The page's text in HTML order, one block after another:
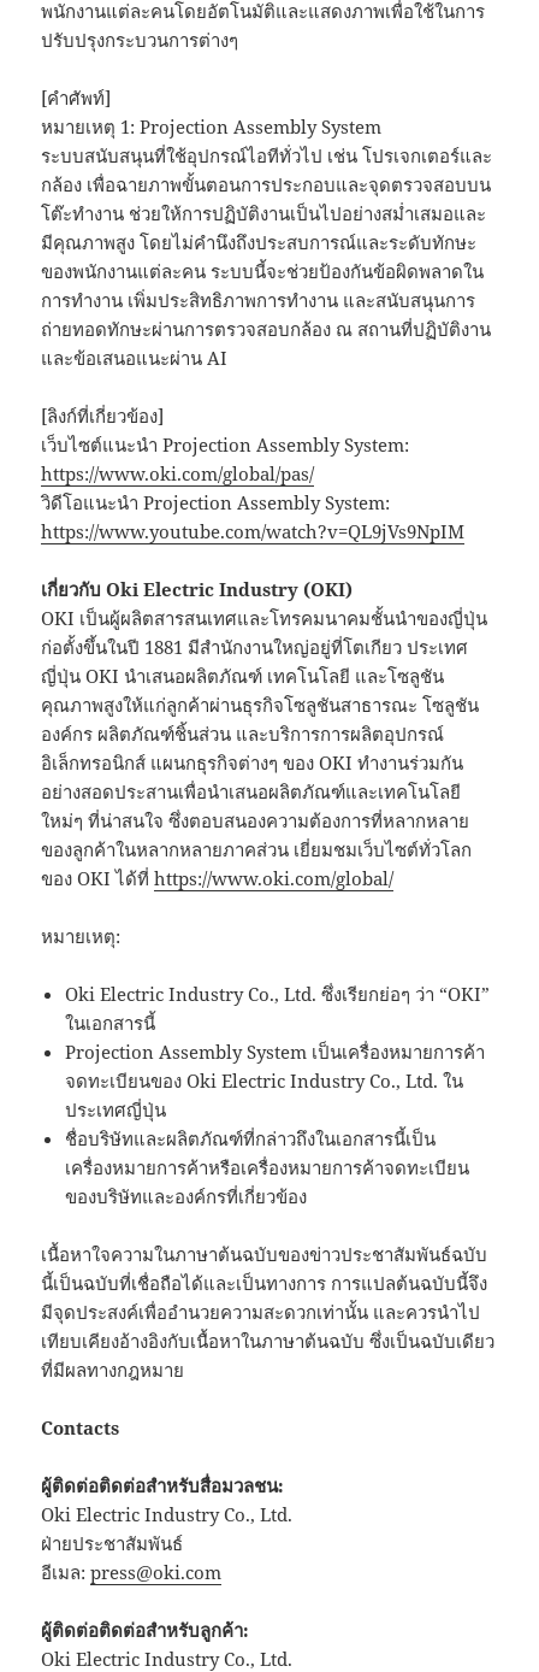
พนักงานแต่ละคนโดยอัตโนมัติและแสดงภาพเพื่อใช้ในการ
ปรับปรุงกระบวนการต่างๆ
[คำศัพท์]
หมายเหตุ 1: Projection Assembly System
ระบบสนับสนุนที่ใช้อุปกรณ์ไอทีทั่วไป เช่น โปรเจกเตอร์และ
กล้อง เพื่อฉายภาพขั้นตอนการประกอบและจุดตรวจสอบบน
โต๊ะทำงาน ช่วยให้การปฏิบัติงานเป็นไปอย่างสม่ำเสมอและ
มีคุณภาพสูง โดยไม่คำนึงถึงประสบการณ์และระดับทักษะ
ของพนักงานแต่ละคน ระบบนี้จะช่วยป้องกันข้อผิดพลาดใน
การทำงาน เพิ่มประสิทธิภาพการทำงาน และสนับสนุนการ
ถ่ายทอดทักษะผ่านการตรวจสอบกล้อง ณ สถานที่ปฏิบัติงาน
และข้อเสนอแนะผ่าน AI
[ลิงก์ที่เกี่ยวข้อง]
เว็บไซต์แนะนำ Projection Assembly System:
https://www.oki.com/global/pas/
วิดีโอแนะนำ Projection Assembly System:
https://www.youtube.com/watch?v=QL9jVs9NpIM
เกี่ยวกับ Oki Electric Industry (OKI)
OKI เป็นผู้ผลิตสารสนเทศและโทรคมนาคมชั้นนำของญี่ปุ่น
ก่อตั้งขึ้นในปี 1881 มีสำนักงานใหญ่อยู่ที่โตเกียว ประเทศ
ญี่ปุ่น OKI นำเสนอผลิตภัณฑ์ เทคโนโลยี และโซลูชัน
คุณภาพสูงให้แก่ลูกค้าผ่านธุรกิจโซลูชันสาธารณะ โซลูชัน
องค์กร ผลิตภัณฑ์ชิ้นส่วน และบริการการผลิตอุปกรณ์
อิเล็กทรอนิกส์ แผนกธุรกิจต่างๆ ของ OKI ทำงานร่วมกัน
อย่างสอดประสานเพื่อนำเสนอผลิตภัณฑ์และเทคโนโลยี
ใหม่ๆ ที่น่าสนใจ ซึ่งตอบสนองความต้องการที่หลากหลาย
ของลูกค้าในหลากหลายภาคส่วน เยี่ยมชมเว็บไซต์ทั่วโลก
ของ OKI ได้ที่https://www.oki.com/global/
หมายเหตุ:
Oki Electric Industry Co., Ltd. ซึ่งเรียกย่อๆ ว่า “OKI”
ในเอกสารนี้
Projection Assembly System เป็นเครื่องหมายการค้า
จดทะเบียนของ Oki Electric Industry Co., Ltd. ใน
ประเทศญี่ปุ่น
ชื่อบริษัทและผลิตภัณฑ์ที่กล่าวถึงในเอกสารนี้เป็น
เครื่องหมายการค้าหรือเครื่องหมายการค้าจดทะเบียน
ของบริษัทและองค์กรที่เกี่ยวข้อง
เนื้อหาใจความในภาษาต้นฉบับของข่าวประชาสัมพันธ์ฉบับ
นี้เป็นฉบับที่เชื่อถือได้และเป็นทางการ การแปลต้นฉบับนี้จึง
มีจุดประสงค์เพื่ออำนวยความสะดวกเท่านั้น และควรนำไป
เทียบเคียงอ้างอิงกับเนื้อหาในภาษาต้นฉบับ ซึ่งเป็นฉบับเดียว
ที่มีผลทางกฎหมาย
Contacts
ผู้ติดต่อติดต่อสำหรับสื่อมวลชน:
Oki Electric Industry Co., Ltd.
ฝ่ายประชาสัมพันธ์
อีเมล:press@oki.com
ผู้ติดต่อติดต่อสำหรับลูกค้า:
Oki Electric Industry Co., Ltd.